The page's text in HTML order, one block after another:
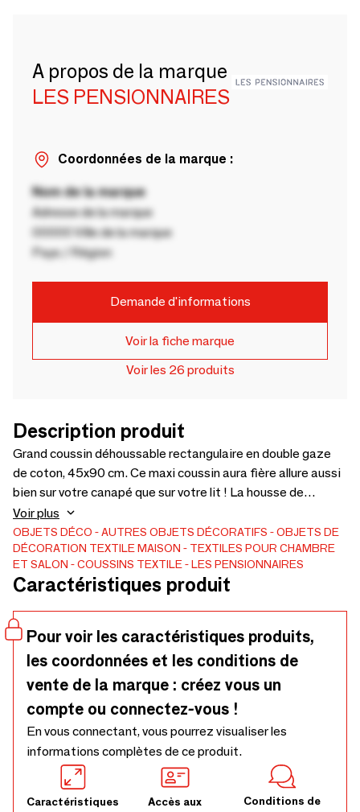
A propos de la marque
LES PENSIONNAIRES
Coordonnées de la marque :
Nom de la marque
Adresse de la marque
00000 Ville de la marque
Pays / Région
Demande d'informations
Voir la fiche marque
Voir les 26 produits
Description produit
Grand coussin déhoussable rectangulaire en double gaze
de coton, 45x90 cm. Ce maxi coussin aura fière allure aussi
bien sur votre canapé que sur votre lit ! La housse de
coussin en double gaze de coton très douce est marquée
dans le coin supérieur gauche de la petite broderie dorée
"signature" Les pensionnaires. Disponible en 7 coloris
exclusifs. Coussin déhoussable, garniture fabriquée en
Belgique. Conçu en France, fabriqué avec soin au Portugal.
Voir plus
OBJETS DÉCO AUTRES OBJETS DÉCORATIFS
OBJETS DE
DÉCORATION TEXTILE MAISON
TEXTILES POUR CHAMBRE
ET SALON
COUSSINS TEXTILE LES PENSIONNAIRES
Caractéristiques produit
Pour voir les caractéristiques produits,
les coordonnées et les conditions de
vente de la marque : créez vous un
compte ou connectez-vous !
En vous connectant, vous pourrez visualiser les
informations complètes de ce produit.
Caractéristiques
Accès aux
Conditions de